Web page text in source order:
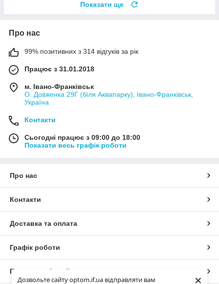
Дозвольте сайту optom.if.ua відправляти вам ×
Показати ще
Про нас
99% позитивних з 314 відгуків за рік
Працює з 31.01.2018
м. Івано-Франківськ
О. Довженка 29Г (біля Аквапарку), Івано-Франківськ,
Україна
Контакти
Сьогодні працює з 09:00 до 18:00
Показати весь графік роботи
Про нас
Контакти
Доставка та оплата
Графік роботи
Повна версія сайту